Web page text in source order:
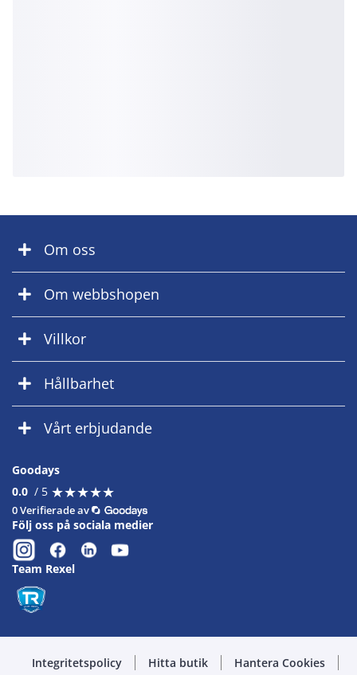
Om oss
Om webbshopen
Villkor
Hållbarhet
Vårt erbjudande
Goodays
0.0 / 5 ★★★★★
★★★★★
0 Verifierade av
Följ oss på sociala medier
Team Rexel
Integritetspolicy Hitta butik Hantera Cookies